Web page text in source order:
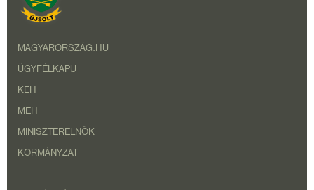
MAGYARORSZÁG.HU
ÜGYFÉLKAPU
KEH
MEH
MINISZTERELNÖK
KORMÁNYZAT